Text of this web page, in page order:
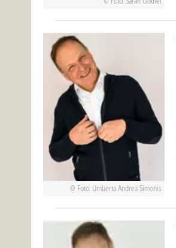
Foto: Umberta Andrea Simonis